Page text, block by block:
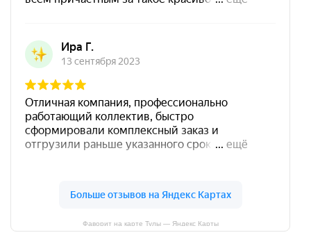
Фаворит на карте Тулы — Яндекс Карты